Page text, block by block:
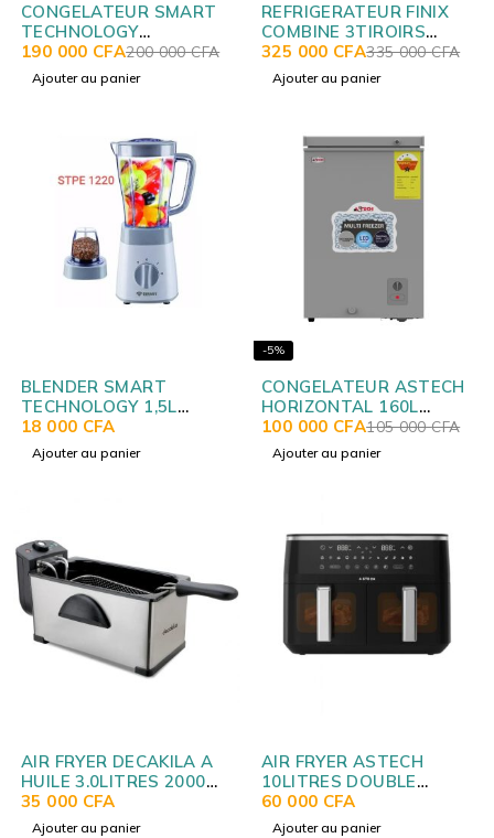
CONGELATEUR SMART
TECHNOLOGY
HORIZONTAL 280LITRES
NOIR STCC327B
200 000CFA
190 000 CFA
Ajouter au panier
REFRIGERATEUR FINIX
COMBINE 3TIROIRS
468LITRES + DIST D'EAU
GRIS GT/SN 383W
335 000CFA
325 000 CFA
Ajouter au panier
BLENDER SMART
TECHNOLOGY 1,5L
STPE1220
18 000 CFA
Ajouter au panier
-5%
CONGELATEUR ASTECH
HORIZONTAL 160L
SILVER CH160IG105 000CFA
100 000 CFA
Ajouter au panier
AIR FRYER DECAKILA A
HUILE 3.0LITRES 2000W
KEEC056M
35 000 CFA
Ajouter au panier
AIR FRYER ASTECH
10LITRES DOUBLE
COMPARTIMENT
AF010BXB
60 000 CFA
Ajouter au panier